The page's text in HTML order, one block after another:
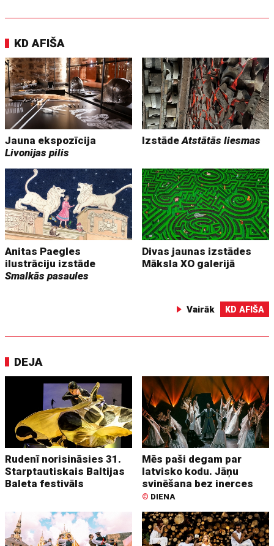
KD AFIŠA
Jauna ekspozīcija
Livonijas pilis
IzstādeAtstātās liesmas
Anitas Paegles
ilustrāciju izstāde
Smalkās pasaules
Divas jaunas izstādes
Māksla XO galerijā
Vairāk KD AFIŠA
DEJA
Rudenī norisināsies 31.
Starptautiskais Baltijas
Baleta festivāls
Mēs paši degam par
latvisko kodu. Jāņu
svinēšana bez inerces
© DIENA